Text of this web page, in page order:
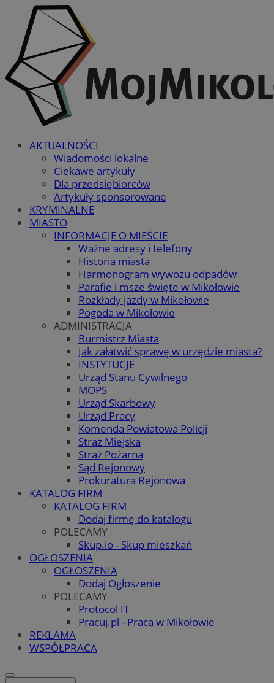
AKTUALNOŚCI
Wiadomości lokalne
Ciekawe artykuły
Dla przedsiębiorców
Artykuły sponsorowane
KRYMINALNE
MIASTO
INFORMACJE O MIEŚCIE
Ważne adresy i telefony
Historia miasta
Harmonogram wywozu odpadów
Parafie i msze święte w Mikołowie
Rozkłady jazdy w Mikołowie
Pogoda w Mikołowie
ADMINISTRACJA
Burmistrz Miasta
Jak załatwić sprawę w urzędzie miasta?
INSTYTUCJE
Urząd Stanu Cywilnego
MOPS
Urząd Skarbowy
Urząd Pracy
Komenda Powiatowa Policji
Straż Miejska
Straż Pożarna
Sąd Rejonowy
Prokuratura Rejonowa
KATALOG FIRM
KATALOG FIRM
Dodaj firmę do katalogu
POLECAMY
Skup.io - Skup mieszkań
OGŁOSZENIA
OGŁOSZENIA
Dodaj Ogłoszenie
POLECAMY
Protocol IT
Pracuj.pl - Praca w Mikołowie
REKLAMA
WSPÓŁPRACA